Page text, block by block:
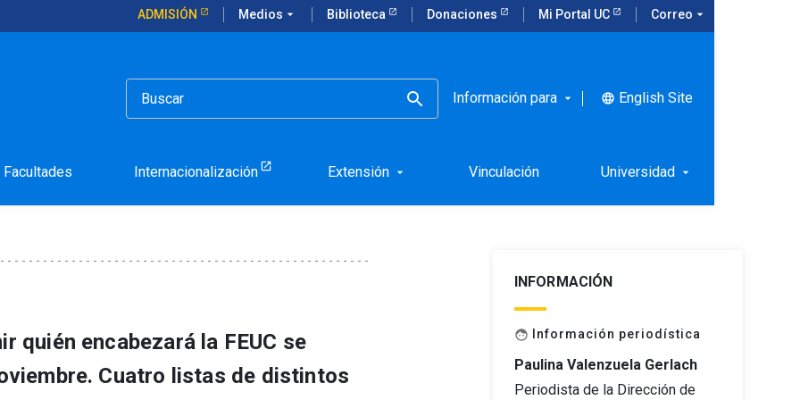
ADMISIÓN Medios arrow_drop_down Biblioteca Donaciones Mi Portal UC Correo arrow_drop_down
Información para arrow_drop_down language English Site
Facultades Internacionalización Extensión arrow_drop_down Vinculación Universidad arrow_drop_down
liderar la federación de
quién encabezará la FEUC se
Cuatro listas de distintos
INFORMACIÓN
face Información periodística
Paulina Valenzuela Gerlach
Periodista de la Dirección de